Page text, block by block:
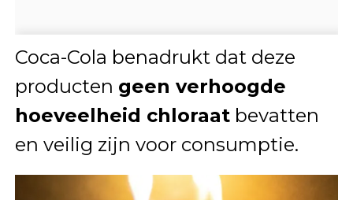
Coca-Cola benadrukt dat deze
producten geen verhoogde
hoeveelheid chloraatbevatten
en veilig zijn voor consumptie.